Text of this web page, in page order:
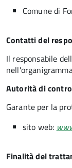
Comune di
Contatti del
Il responsabile
Autorità di
Garante per la
sito web:
Finalità del